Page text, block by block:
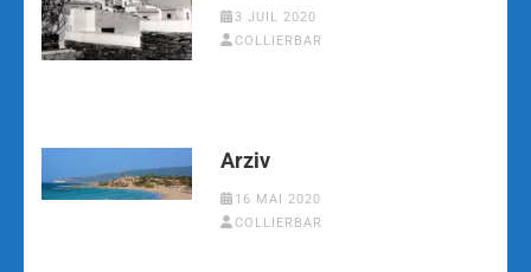
3 JUIL 2020
COLLIERBAR
Arziv
16 MAI 2020
COLLIERBAR